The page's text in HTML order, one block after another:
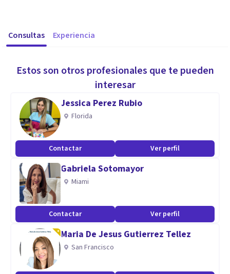
Consultas Experiencia
Estos son otros profesionales que te pueden
interesar
Jessica Perez Rubio
Florida
Contactar Ver perfil
Gabriela Sotomayor
Miami
Contactar Ver perfil
Maria De Jesus Gutierrez Tellez
San Francisco